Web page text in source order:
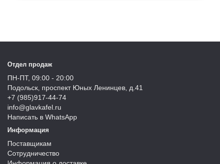
Отдел продаж
ПН-ПТ, 09:00 - 20:00
Подольск, проспект Юных Ленинцев, д.41
+7 (985)917-44-74
info@glavkafel.ru
Написать в WhatsApp
Информация
Поставщикам
Сотрудничество